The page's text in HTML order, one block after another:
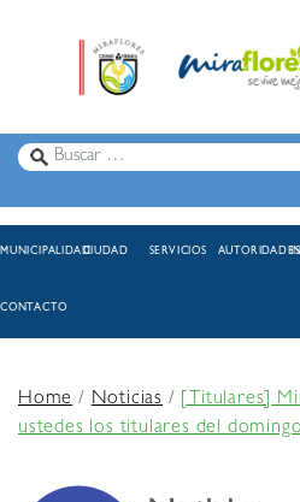
MUNICIPALIDADCIUDAD SERVICIOS AUTORIDADES
CONTACTO
Home/Noticias /
[Titulares]
ustedes los titulares del